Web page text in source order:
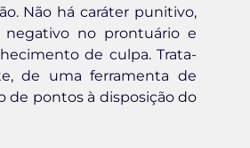
Não há caráter punitivo,
negativo no prontuário e
de culpa. Trata-
de uma ferramenta de
de pontos à disposição do